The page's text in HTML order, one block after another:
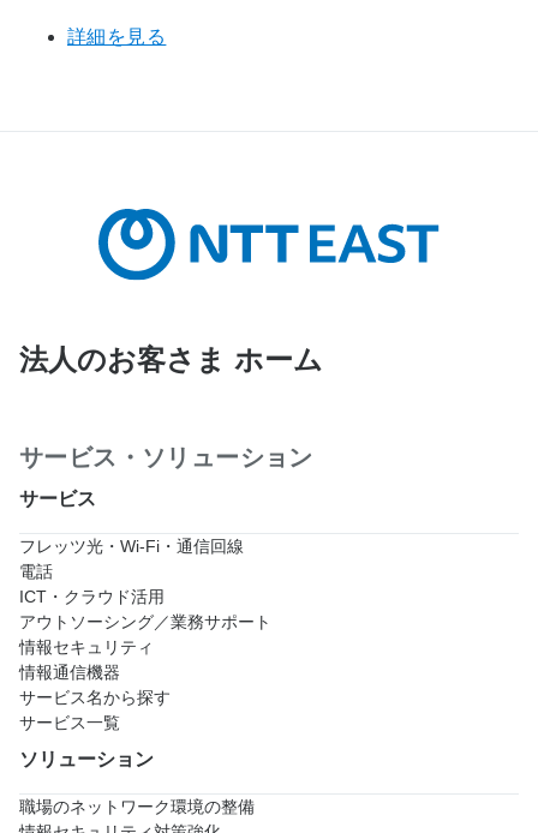
詳細を見る
法人のお客さま ホーム
サービス・ソリューション
サービス
フレッツ光・Wi-Fi・通信回線
電話
ICT・クラウド活用
アウトソーシング／業務サポート
情報セキュリティ
情報通信機器
サービス名から探す
サービス一覧
ソリューション
職場のネットワーク環境の整備